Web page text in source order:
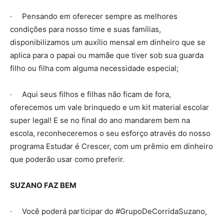
· Pensando em oferecer sempre as melhores
condições para nosso time e suas famílias,
disponibilizamos um auxílio mensal em dinheiro que se
aplica para o papai ou mamãe que tiver sob sua guarda
filho ou filha com alguma necessidade especial;
· Aqui seus filhos e filhas não ficam de fora,
oferecemos um vale brinquedo e um kit material escolar
super legal! E se no final do ano mandarem bem na
escola, reconheceremos o seu esforço através do nosso
programa Estudar é Crescer, com um prêmio em dinheiro
que poderão usar como preferir.
SUZANO FAZ BEM
· Você poderá participar do #GrupoDeCorridaSuzano,